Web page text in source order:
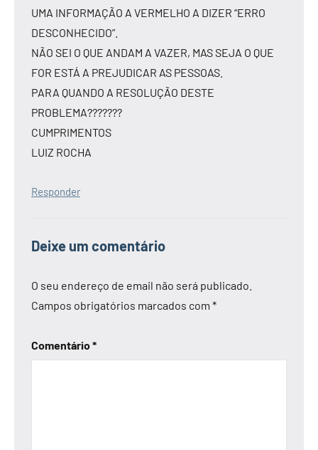
UMA INFORMAÇÃO A VERMELHO A DIZER “ERRO
DESCONHECIDO”.
NÃO SEI O QUE ANDAM A VAZER, MAS SEJA O QUE
FOR ESTÁ A PREJUDICAR AS PESSOAS.
PARA QUANDO A RESOLUÇÃO DESTE
PROBLEMA???????
CUMPRIMENTOS
LUIZ ROCHA
Responder
Deixe um comentário
O seu endereço de email não será publicado.
Campos obrigatórios marcados com *
Comentário*